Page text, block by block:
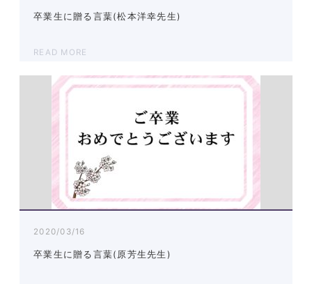
卒業生に贈る言葉(松本洋幸先生)
READ MORE
2020/03/16
卒業生に贈る言葉(原芳生先生)